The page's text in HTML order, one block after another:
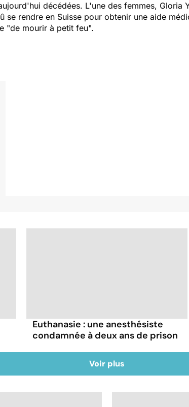
décédées. L'une des femmes, Gloria
se rendre en Suisse pour obtenir une aide
"de mourir à petit feu".
Euthanasie : une anesthésiste
condamnée à deux ans de prison
Voir plus